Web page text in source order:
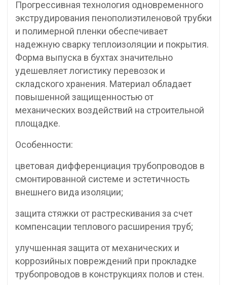
Прогрессивная технология одновременного
экструдирования пенополиэтиленовой трубки
и полимерной пленки обеспечивает
надежную сварку теплоизоляции и покрытия.
Форма выпуска в бухтах значительно
удешевляет логистику перевозок и
складского хранения. Материал обладает
повышенной защищенностью от
механических воздействий на строительной
площадке.
Особенности:
цветовая дифференциация трубопроводов в
смонтированной системе и эстетичность
внешнего вида изоляции;
защита стяжки от растрескивания за счет
компенсации теплового расширения труб;
улучшенная защита от механических и
коррозийных повреждений при прокладке
трубопроводов в конструкциях полов и стен.